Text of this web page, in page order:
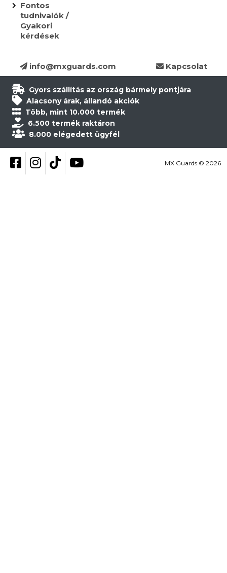
Fontos
tudnivalók /
Gyakori
kérdések
info@mxguards.com Kapcsolat
Gyors szállítás az ország bármely pontjára
Alacsony árak, állandó akciók
Több, mint 10.000 termék
6.500 termék raktáron
8.000 elégedett ügyfél
Kövess be Facebookon
Kövess be Instagramon
Kövess be TikTokon
YouTube MX Guards © 2026